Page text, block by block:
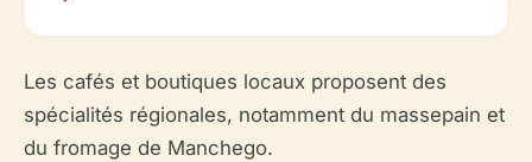
Les cafés et boutiques locaux proposent des
spécialités régionales, notamment du massepain et
du fromage de Manchego.